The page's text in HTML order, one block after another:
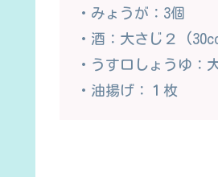
・みょうが：3個
・酒：大さじ２
・うす口しょうゆ：
・油揚げ：１枚